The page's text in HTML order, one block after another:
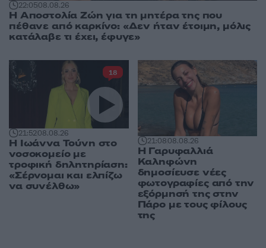
22:0508.08.26
Η Αποστολία Ζώη για τη μητέρα της που
πέθανε από καρκίνο: «Δεν ήταν έτοιμη, μόλις
κατάλαβε τι έχει, έφυγε»
21:5208.08.26
Η Ιωάννα Τούνη στο
νοσοκομείο με
τροφική δηλητηρίαση:
«Σέρνομαι και ελπίζω
να συνέλθω»
18
21:0808.08.26
Η Γαρυφαλλιά
Καληφώνη
δημοσίευσε νέες
φωτογραφίες από την
εξόρμησή της στην
Πάρο με τους φίλους
της